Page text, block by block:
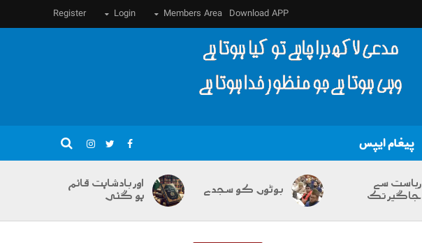
Download APP
Members Area
Login
Register
پیغام ایپس
ریاست سے
جاگیر تک
بوٹوں کو سجدے
اور بادشاہت قائم
ہو گئی